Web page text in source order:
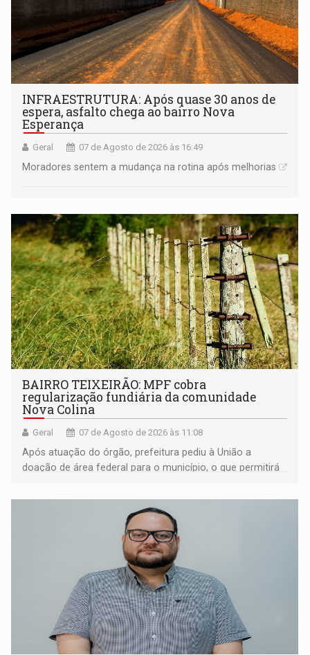
INFRAESTRUTURA: Após quase 30 anos de
espera, asfalto chega ao bairro Nova
Esperança
Geral 07 de Agosto de 2026 às 16:49
Moradores sentem a mudança na rotina após melhorias
BAIRRO TEIXEIRÃO: MPF cobra
regularização fundiária da comunidade
Nova Colina
Geral 07 de Agosto de 2026 às 11:08
Após atuação do órgão, prefeitura pediu à União a
doação de área federal para o município, o que permitirá